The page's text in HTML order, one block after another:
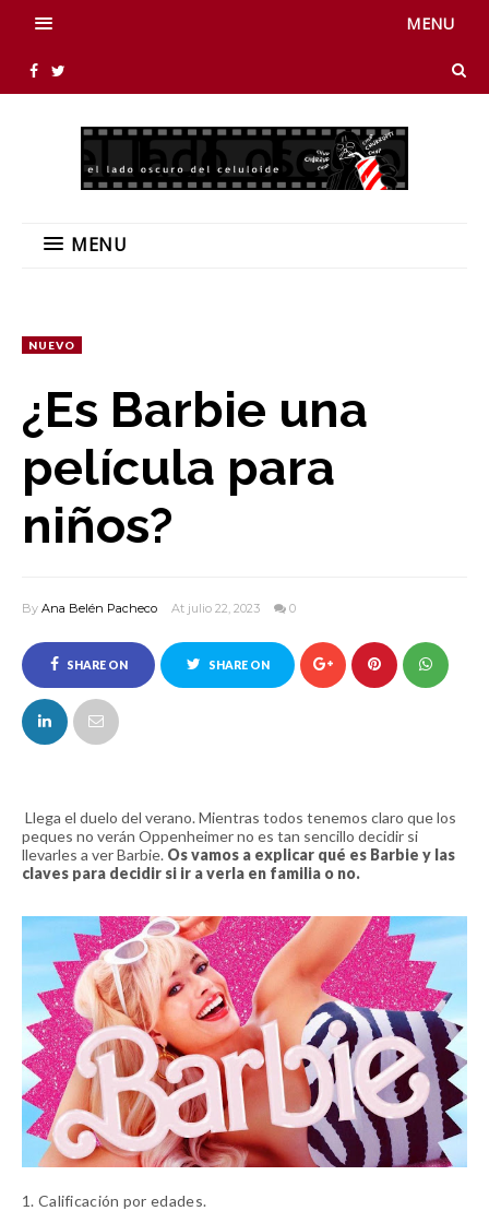
MENU
MENU
NUEVO
¿Es Barbie una
película para
niños?
By Ana Belén Pacheco At julio 22, 2023 0
SHARE ON
FACEBOOK
SHARE ON
Llega el duelo del verano. Mientras todos tenemos claro que los
peques no verán Oppenheimer no es tan sencillo decidir si
llevarles a ver Barbie. Os vamos a explicar qué es Barbie y las
claves para decidir si ir a verla en familia o no.
1. Calificación por edades.